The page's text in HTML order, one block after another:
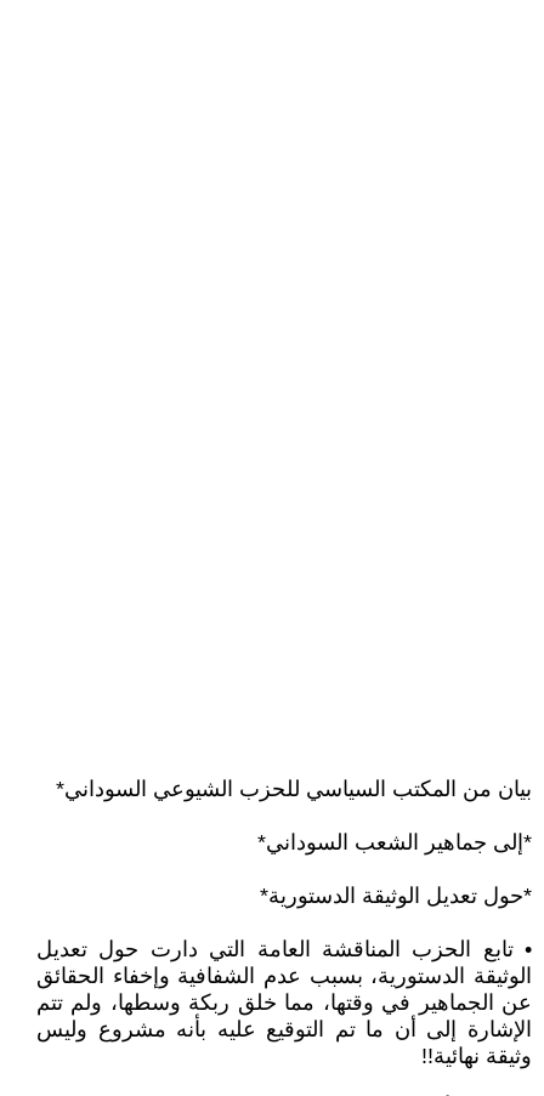
بيان من المكتب السياسي للحزب الشيوعي السوداني*
*إلى جماهير الشعب السوداني*
*حول تعديل الوثيقة الدستورية*
• تابع الحزب المناقشة العامة التي دارت حول تعديل
الوثيقة الدستورية، بسبب عدم الشفافية وإخفاء الحقائق
عن الجماهير في وقتها، مما خلق ربكة وسطها، ولم تتم
الإشارة إلى أن ما تم التوقيع عليه بأنه مشروع وليس
وثيقة نهائية!!